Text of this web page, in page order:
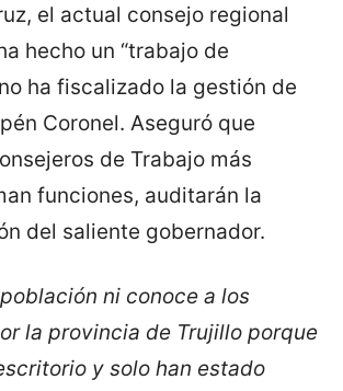
el actual consejo regional
hecho un “trabajo de
ha fiscalizado la gestión de
Coronel. Aseguró que
de Trabajo más
funciones, auditarán la
del saliente gobernador.
ni conoce a los
la provincia de Trujillo porque
y solo han estado